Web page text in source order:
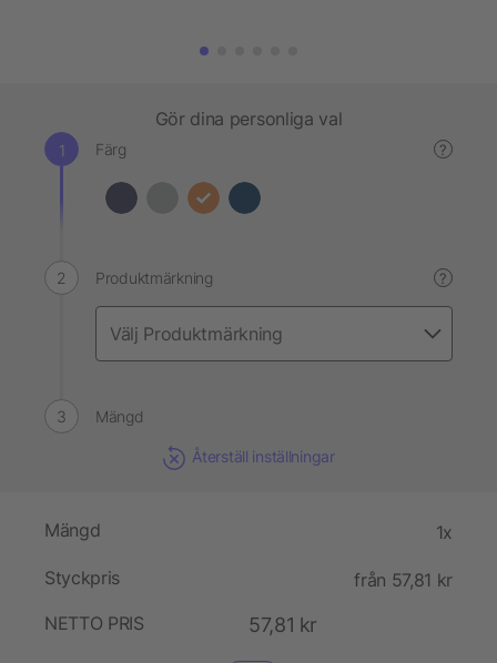
Gör dina personliga val
Färg ?
Produktmärkning ?
Mängd
Återställ inställningar
Mängd 1x
Styckpris
från 57,81 kr
NETTO PRIS
57,81 kr